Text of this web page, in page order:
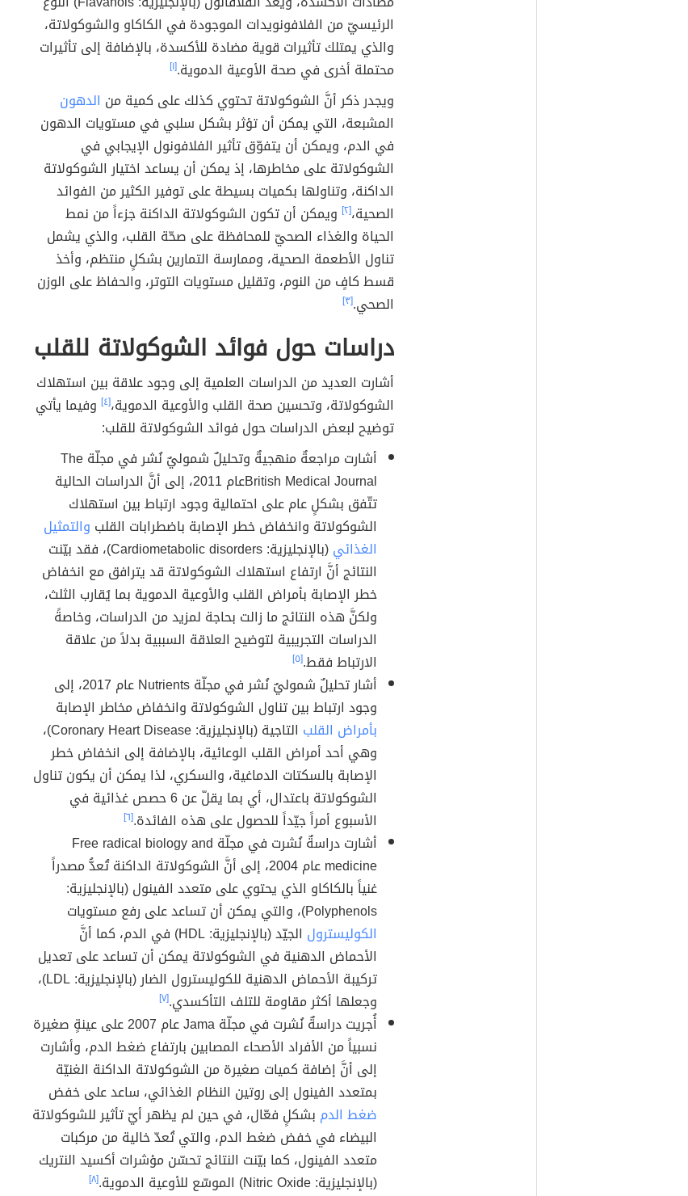
الرئيسيّ من الفلافونويدات الموجودة في الكاكاو والشوكولاتة،
والذي يمتلك تأثيرات قوية مضادة للأكسدة، بالإضافة إلى تأثيرات
محتملة أخرى في صحة الأوعية الدموية.[١]
ويجدر ذكر أنَّ الشوكولاتة تحتوي كذلك على كمية من الدهون
المشبعة، التي يمكن أن تؤثر بشكل سلبي في مستويات الدهون
في الدم، ويمكن أن يتفوّق تأثير الفلافونول الإيجابي في
الشوكولاتة على مخاطرها، إذ يمكن أن يساعد اختيار الشوكولاتة
الداكنة، وتناولها بكميات بسيطة على توفير الكثير من الفوائد
الصحية،[٢]
ويمكن أن تكون الشوكولاتة الداكنة جزءاً من نمط
الحياة والغذاء الصحيّ للمحافظة على صحّة القلب، والذي يشمل
تناول الأطعمة الصحية، وممارسة التمارين بشكلٍ منتظم، وأخذ
قسط كافٍ من النوم، وتقليل مستويات التوتر، والحفاظ على الوزن
الصحي.[٣]
دراسات حول فوائد الشوكولاتة للقلب
أشارت العديد من الدراسات العلمية إلى وجود علاقة بين استهلاك
الشوكولاتة، وتحسين صحة القلب والأوعية الدموية،[٤]
وفيما يأتي
توضيح لبعض الدراسات حول فوائد الشوكولاتة للقلب:
أشارت مراجعةٌ منهجيةٌ وتحليلٌ شموليٌ نُشر في مجلّة The
British Medical Journal‏عام 2011، إلى أنَّ الدراسات الحالية
تتّفق بشكلٍ عام على احتمالية وجود ارتباط بين استهلاك
الشوكولاتة وانخفاض خطر الإصابة باضطرابات القلب والتمثيل
الغذائي
(بالإنجليزية: Cardiometabolic disorders)، فقد بيّنت
النتائج أنَّ ارتفاع استهلاك الشوكولاتة قد يترافق مع انخفاض
خطر الإصابة بأمراض القلب والأوعية الدموية بما يُقارب الثلث،
ولكنَّ هذه النتائج ما زالت بحاجة لمزيد من الدراسات، وخاصةً
الدراسات التجريبية لتوضيح العلاقة السببية بدلاً من علاقة
الارتباط فقط.[٥]
أشار تحليلٌ شموليٌ نُشر في مجلّة Nutrients عام 2017، إلى
وجود ارتباط بين تناول الشوكولاتة وانخفاض مخاطر الإصابة
بأمراض القلب
التاجية (بالإنجليزية: Coronary Heart Disease)،
وهي أحد أمراض القلب الوعائية، بالإضافة إلى انخفاض خطر
الإصابة بالسكتات الدماغية، والسكري، لذا يمكن أن يكون تناول
الشوكولاتة باعتدال، أي بما يقلّ عن 6 حصص غذائية في
الأسبوع أمراً جيّداً للحصول على هذه الفائدة.[٦]
أشارت دراسةٌ نُشرت في مجلّة Free radical biology and
medicine عام 2004، إلى أنَّ الشوكولاتة الداكنة تُعدُّ مصدراً
غنياً بالكاكاو الذي يحتوي على متعدد الفينول (بالإنجليزية:
Polyphenols)، والتي يمكن أن تساعد على رفع مستويات
الكوليسترول
الجيّد (بالإنجليزية: HDL) في الدم، كما أنَّ
الأحماض الدهنية في الشوكولاتة يمكن أن تساعد على تعديل
تركيبة الأحماض الدهنية للكوليسترول الضار (بالإنجليزية: LDL)،
وجعلها أكثر مقاومة للتلف التأكسدي.[٧]
أُجريت دراسةٌ نُشرت في مجلّة Jama عام 2007 على عينةٍ صغيرة
نسبياً من الأفراد الأصحاء المصابين بارتفاع ضغط الدم، وأشارت
إلى أنَّ إضافة كميات صغيرة من الشوكولاتة الداكنة الغنيّة
بمتعدد الفينول إلى روتين النظام الغذائي، ساعد على خفض
ضغط الدم بشكلٍ فعّال، في حين لم يظهر أيّ تأثير للشوكولاتة
البيضاء في خفض ضغط الدم، والتي تُعدّ خالية من مركبات
متعدد الفينول، كما بيّنت النتائج تحسّن مؤشرات أكسيد النتريك
(بالإنجليزية: Nitric Oxide) الموسّع للأوعية الدموية.
[٨]